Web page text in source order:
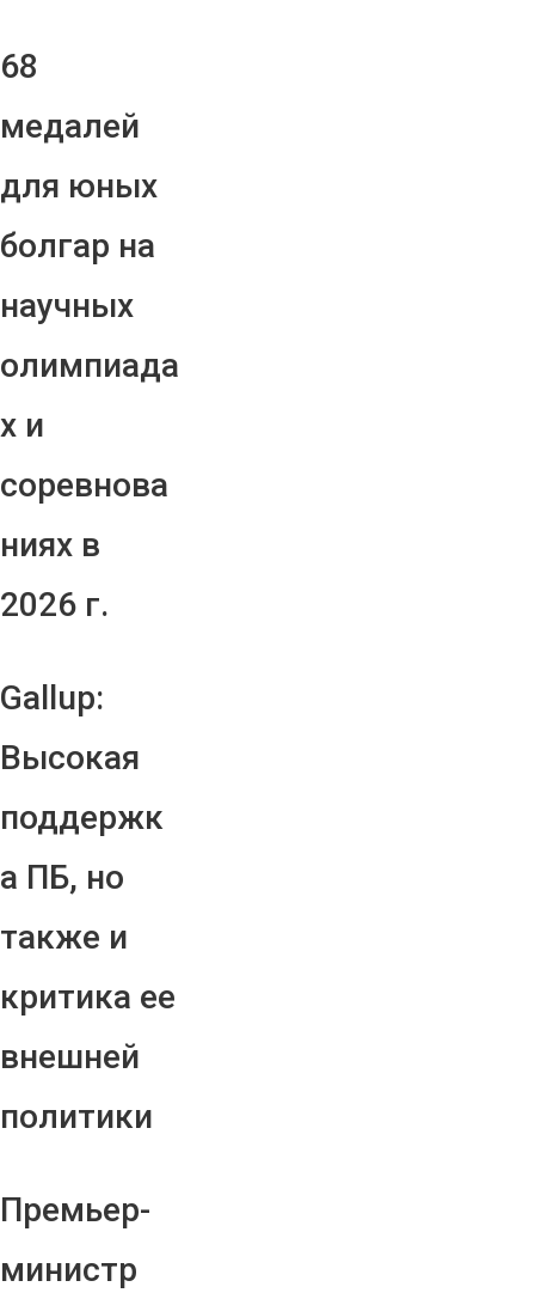
68
медалей
для юных
болгар на
научных
олимпиада
х и
соревнова
ниях в
2026 г.
Gallup:
Высокая
поддержк
а ПБ, но
также и
критика ее
внешней
политики
Премьер-
министр